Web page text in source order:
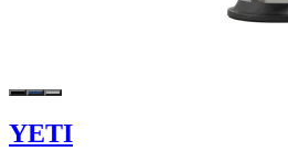
YETI